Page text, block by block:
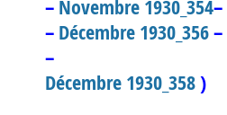
– Novembre 1930_354–
– Décembre 1930_356–
–
Décembre 1930_358)